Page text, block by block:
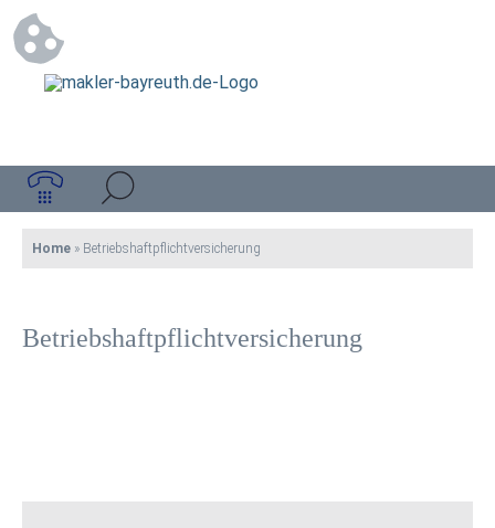
Home » Betriebshaftpflichtversicherung
Betriebshaftpflichtversicherung